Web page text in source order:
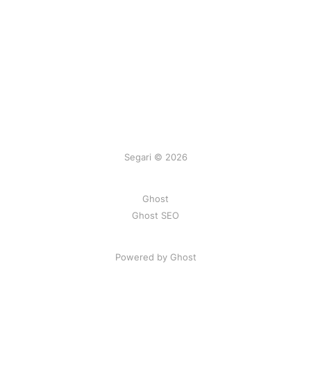
Segari © 2026
Ghost
Ghost SEO
Powered by Ghost